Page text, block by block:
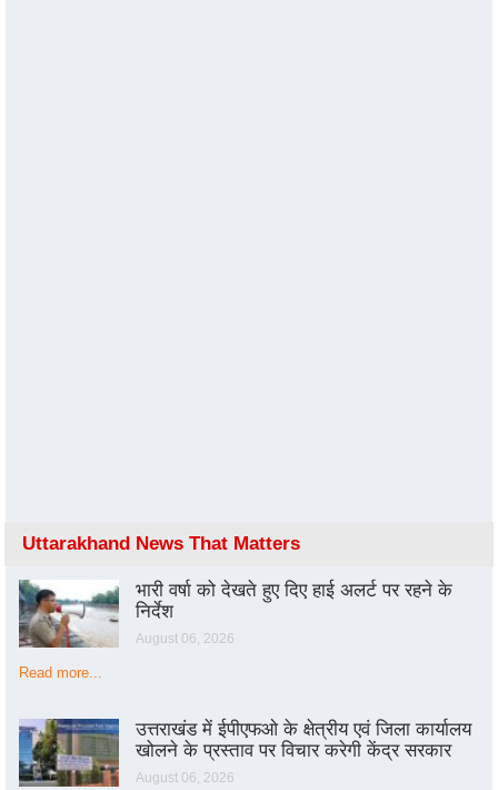
Uttarakhand News That Matters
भारी वर्षा को देखते हुए दिए हाई अलर्ट पर रहने के
निर्देश
August 06, 2026
Read more...
उत्तराखंड में ईपीएफओ के क्षेत्रीय एवं जिला कार्यालय
खोलने के प्रस्ताव पर विचार करेगी केंद्र सरकार
August 06, 2026